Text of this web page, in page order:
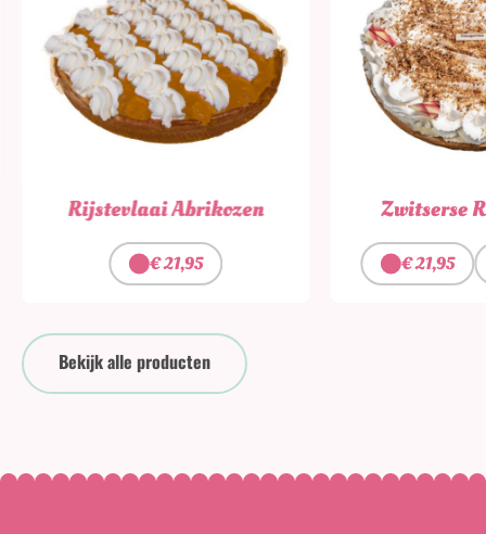
Rijstevlaai Abrikozen
€21,95
Zwitserse
€21,95
Bekijk alle producten